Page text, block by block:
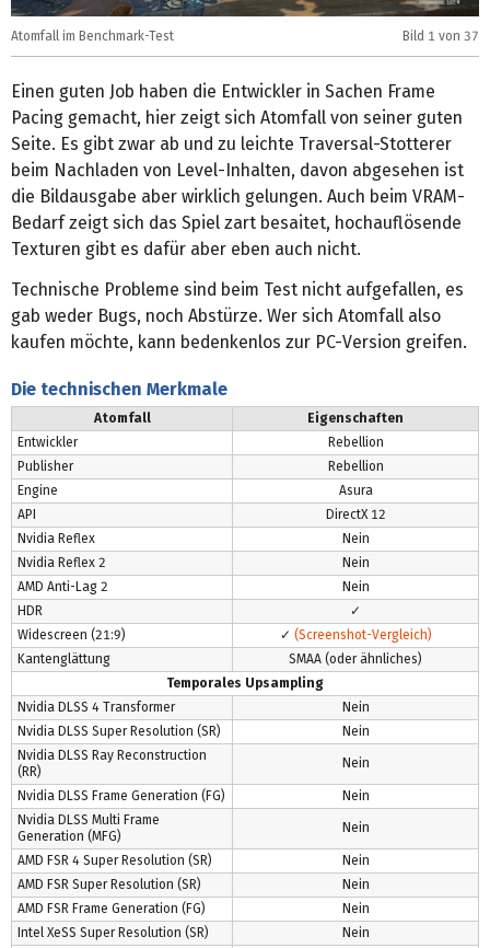
Atomfall im Benchmark-Test Bild 1 von 37
Einen guten Job haben die Entwickler in Sachen Frame
Pacing gemacht, hier zeigt sich Atomfall von seiner guten
Seite. Es gibt zwar ab und zu leichte Traversal-Stotterer
beim Nachladen von Level-Inhalten, davon abgesehen ist
die Bildausgabe aber wirklich gelungen. Auch beim VRAM-
Bedarf zeigt sich das Spiel zart besaitet, hochauflösende
Texturen gibt es dafür aber eben auch nicht.
Technische Probleme sind beim Test nicht aufgefallen, es
gab weder Bugs, noch Abstürze. Wer sich Atomfall also
kaufen möchte, kann bedenkenlos zur PC-Version greifen.
Die technischen Merkmale
Atomfall
Eigenschaften
Entwickler
Rebellion
Publisher
Rebellion
Engine
Asura
API
DirectX 12
Nvidia Reflex
Nein
Nvidia Reflex 2
Nein
AMD Anti-Lag 2
Nein
HDR
✓
Widescreen (21:9)
✓ (Screenshot-Vergleich)
Kantenglättung
SMAA (oder ähnliches)
Temporales Upsampling
Nvidia DLSS 4 Transformer
Nein
Nvidia DLSS Super Resolution (SR)
Nein
Nvidia DLSS Ray Reconstruction
(RR)
Nein
Nvidia DLSS Frame Generation (FG)
Nein
Nvidia DLSS Multi Frame
Generation (MFG)
Nein
AMD FSR 4 Super Resolution (SR)
Nein
AMD FSR Super Resolution (SR)
Nein
AMD FSR Frame Generation (FG)
Nein
Intel XeSS Super Resolution (SR)
Nein